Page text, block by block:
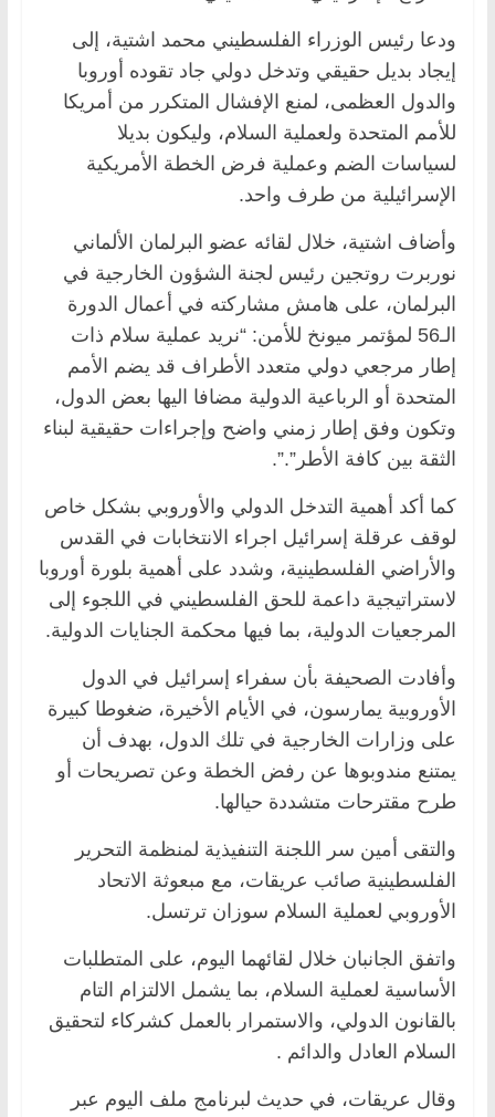
ودعا رئيس الوزراء الفلسطيني محمد اشتية، إلى
إيجاد بديل حقيقي وتدخل دولي جاد تقوده أوروبا
والدول العظمى، لمنع الإفشال المتكرر من أمريكا
للأمم المتحدة ولعملية السلام، وليكون بديلا
لسياسات الضم وعملية فرض الخطة الأمريكية
الإسرائيلية من طرف واحد.
وأضاف اشتية، خلال لقائه عضو البرلمان الألماني
نوربرت روتجين رئيس لجنة الشؤون الخارجية في
البرلمان، على هامش مشاركته في أعمال الدورة
الـ56 لمؤتمر ميونخ للأمن: “نريد عملية سلام ذات
إطار مرجعي دولي متعدد الأطراف قد يضم الأمم
المتحدة أو الرباعية الدولية مضافا اليها بعض الدول،
وتكون وفق إطار زمني واضح وإجراءات حقيقية لبناء
الثقة بين كافة الأطر”.”.
كما أكد أهمية التدخل الدولي والأوروبي بشكل خاص
لوقف عرقلة إسرائيل اجراء الانتخابات في القدس
والأراضي الفلسطينية، وشدد على أهمية بلورة أوروبا
لاستراتيجية داعمة للحق الفلسطيني في اللجوء إلى
المرجعيات الدولية، بما فيها محكمة الجنايات الدولية.
وأفادت الصحيفة بأن سفراء إسرائيل في الدول
الأوروبية يمارسون، في الأيام الأخيرة، ضغوطا كبيرة
على وزارات الخارجية في تلك الدول، بهدف أن
يمتنع مندوبوها عن رفض الخطة وعن تصريحات أو
طرح مقترحات متشددة حيالها.
والتقى أمين سر اللجنة التنفيذية لمنظمة التحرير
الفلسطينية صائب عريقات، مع مبعوثة الاتحاد
الأوروبي لعملية السلام سوزان ترتسل.
واتفق الجانبان خلال لقائهما اليوم، على المتطلبات
الأساسية لعملية السلام، بما يشمل الالتزام التام
بالقانون الدولي، والاستمرار بالعمل كشركاء لتحقيق
السلام العادل والدائم .
وقال عريقات، في حديث لبرنامج ملف اليوم عبر